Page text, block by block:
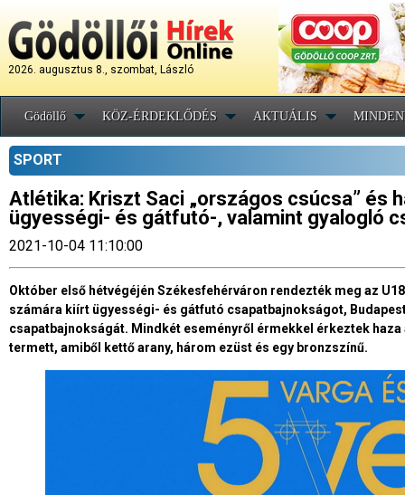
2026. augusztus 8., szombat, László
Gödöllő KÖZ-ÉRDEKLŐDÉS AKTUÁLIS
SPORT
Atlétika: Kriszt Saci „országos csúcsa” és
ügyességi- és gátfutó-, valamint gyalogló
2021-10-04 11:10:00
Október első hétvégéjén Székesfehérváron rendezték meg az
számára kiírt ügyességi- és gátfutó csapatbajnokságot,
csapatbajnokságát. Mindkét eseményről érmekkel érkeztek
termett, amiből kettő arany, három ezüst és egy bronzszínű.